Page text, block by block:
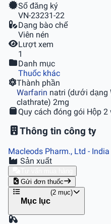
Số đăng ký
VN-23231-22
Dạng bào chế
Viên nén
Lượt xem
1
Danh mục
Thuốc khác
Thành phần
Warfarin natri (dưới dạng
clathrate) 2mg
Quy cách đóng gói Hộp 2
Thông tin công ty
Macleods Pharm., Ltd - India
Sản xuất
Gửi đơn thuốc
Mục lục
(2 mục)